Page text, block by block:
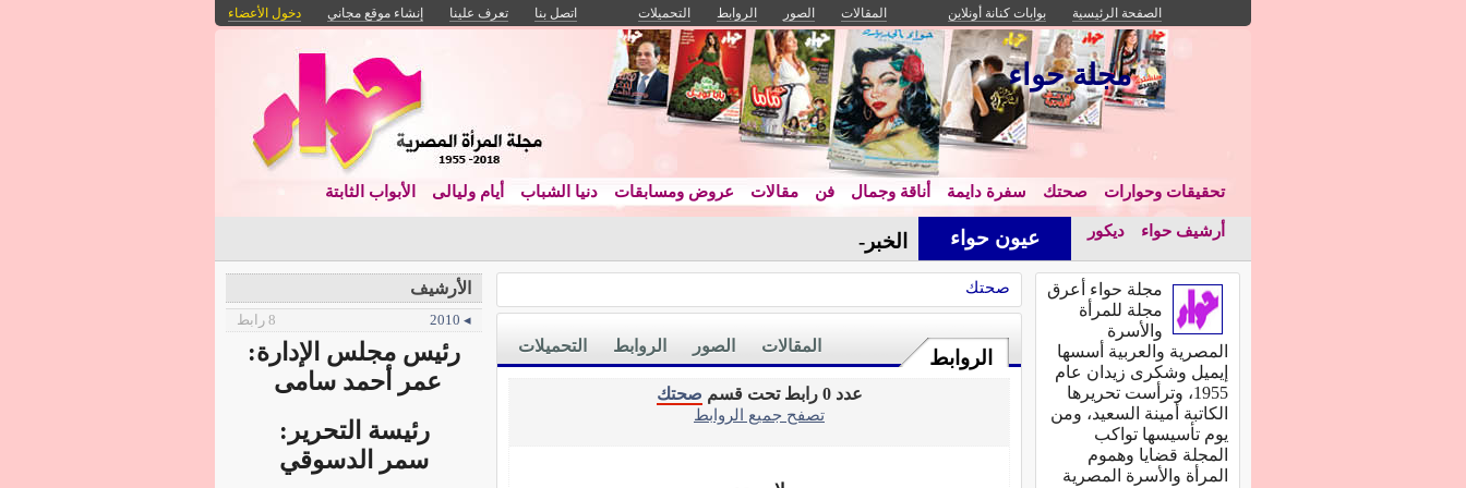
الصفحة الرئيسية بوابات كنانة أونلاين المقالات الصور الروابط التحميلات اتصل بنا تعرف علينا إنشاء موقع مجاني دخول الأعضاء
مجلة حواء
تحقيقات وحوارات صحتك سفرة دايمة أناقة وجمال فن مقالات عروض ومسابقات دنيا الشباب أيام وليالى الأبواب الثابتة
أرشيف حواء ديكور عيون حواء الخبراء يك_
صحتك
الروابط
التحميلات الروابط الصور المقالات
عدد 0 رابط تحت قسم
صحتك
تصفح جميع الروابط
مجلة حواء أعرق
مجلة للمرأة
والأسرة
المصرية والعربية أسسها
إيميل وشكرى زيدان عام
1955، وترأست تحريرها
الكاتبة أمينة السعيد، ومن
يوم تأسيسها تواكب
المجلة قضايا وهموم
المرأة والأسرة المصرية
الأرشيف
◂ 2010 8 رابط
رئيس مجلس الإدارة:
عمر أحمد سامى
رئيسة التحرير:
سمر الدسوقي